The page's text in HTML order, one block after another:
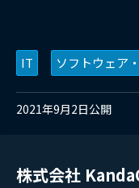
IT ソフトウェア
2021年9月2日公開
株式会社